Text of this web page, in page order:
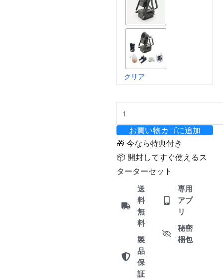
クリア
お買い物カゴに追加
🎁 今なら特典付き
📦 開封してすぐ使えるス
ターターセット
送
料
無
料
製
品
保
証
専用
アプ
リ
秘密
梱包